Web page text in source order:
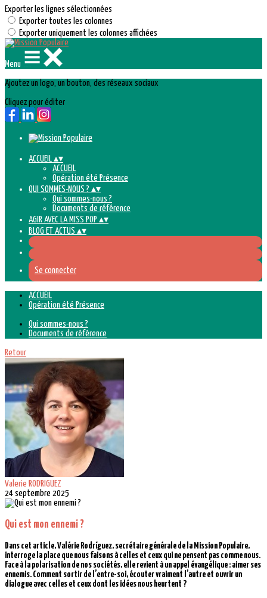
Exporter les lignes sélectionnées
Exporter toutes les colonnes
Exporter uniquement les colonnes affichées
Menu
Ajoutez un logo, un bouton, des réseaux sociaux
Cliquez pour éditer
ACCUEIL ▴▾
ACCUEIL
Opération été Présence
QUI SOMMES-NOUS ? ▴▾
Qui sommes-nous ?
Documents de référence
AGIR AVEC LA MISS POP ▴▾
BLOG ET ACTUS ▴▾
Se connecter
ACCUEIL
Opération été Présence
Qui sommes-nous ?
Documents de référence
Retour
Valerie RODRIGUEZ
24 septembre 2025
Qui est mon ennemi ?
Dans cet article, Valérie Rodríguez, secrétaire générale de la Mission Populaire,
interroge la place que nous faisons à celles et ceux qui ne pensent pas comme nous.
Face à la polarisation de nos sociétés, elle revient à un appel évangélique : aimer ses
ennemis. Comment sortir de l’entre-soi, écouter vraiment l’autre et ouvrir un
dialogue avec celles et ceux dont les idées nous heurtent ?